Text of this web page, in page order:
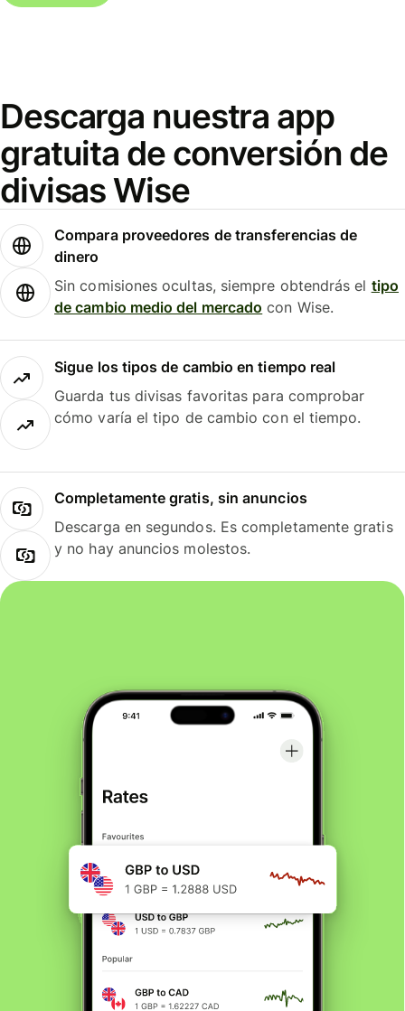
Descarga nuestra app
gratuita de conversión de
divisas Wise
Compara proveedores de transferencias de
dinero
Sin comisiones ocultas, siempre obtendrás el tipo
de cambio medio del mercado con Wise.
Sigue los tipos de cambio en tiempo real
Guarda tus divisas favoritas para comprobar
cómo varía el tipo de cambio con el tiempo.
Completamente gratis, sin anuncios
Descarga en segundos. Es completamente gratis
y no hay anuncios molestos.